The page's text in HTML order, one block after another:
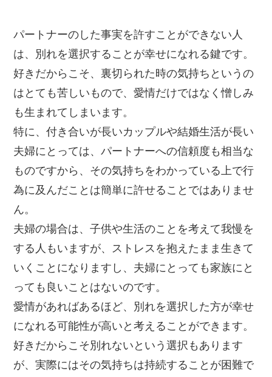
パートナーのした事実を許すことができない人
は、別れを選択することが幸せになれる鍵です。
好きだからこそ、裏切られた時の気持ちというの
はとても苦しいもので、愛情だけではなく憎しみ
も生まれてしまいます。
特に、付き合いが長いカップルや結婚生活が長い
夫婦にとっては、パートナーへの信頼度も相当な
ものですから、その気持ちをわかっている上で行
為に及んだことは簡単に許せることではありませ
ん。
夫婦の場合は、子供や生活のことを考えて我慢を
する人もいますが、ストレスを抱えたまま生きて
いくことになりますし、夫婦にとっても家族にと
っても良いことはないのです。
愛情があればあるほど、別れを選択した方が幸せ
になれる可能性が高いと考えることができます。
好きだからこそ別れないという選択もあります
が、実際にはその気持ちは持続することが困難で